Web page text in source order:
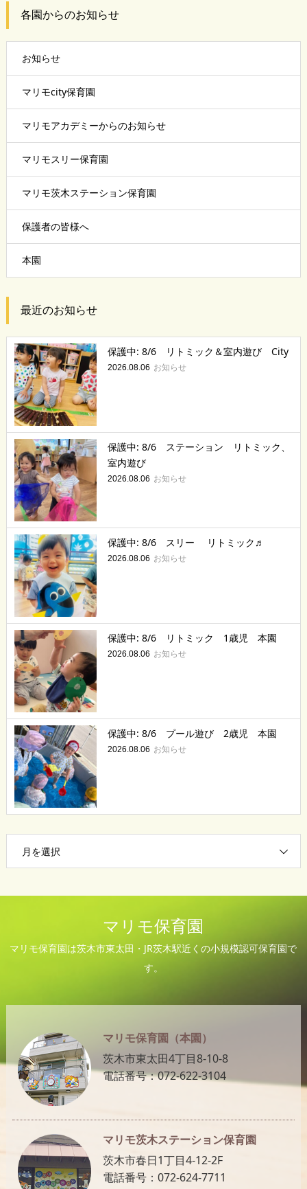
各園からのお知らせ
お知らせ
マリモcity保育園
マリモアカデミーからのお知らせ
マリモスリー保育園
マリモ茨木ステーション保育園
保護者の皆様へ
本園
最近のお知らせ
保護中: 8/6 リトミック＆室内遊び City
2026.08.06 お知らせ
保護中: 8/6 ステーション リトミック、
室内遊び
2026.08.06 お知らせ
保護中: 8/6 スリー リトミック♬
2026.08.06 お知らせ
保護中: 8/6 リトミック 1歳児 本園
2026.08.06 お知らせ
保護中: 8/6 プール遊び 2歳児 本園
2026.08.06 お知らせ
月を選択
マリモ保育園
マリモ保育園は茨木市東太田・JR茨木駅近くの小規模認可保育園で
す。
マリモ保育園（本園）
茨木市東太田4丁目8-10-8
電話番号：072-622-3104
マリモ茨木ステーション保育園
茨木市春日1丁目4-12-2F
電話番号：072-624-7711